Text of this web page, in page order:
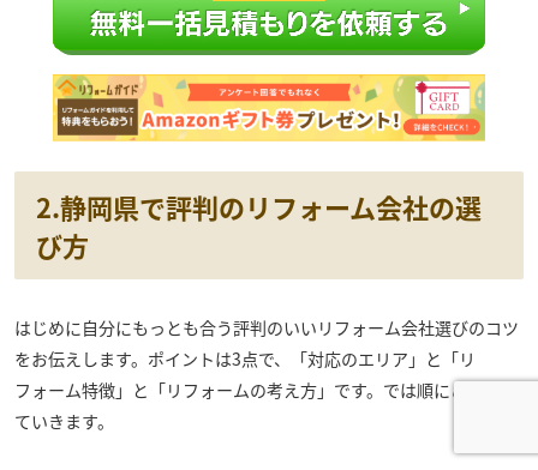
2.静岡県で評判のリフォーム会社の選
び方
はじめに自分にもっとも合う評判のいいリフォーム会社選びのコツ
をお伝えします。ポイントは3点で、「対応のエリア」と「リ
フォーム特徴」と「リフォームの考え方」です。では順にご説明し
ていきます。